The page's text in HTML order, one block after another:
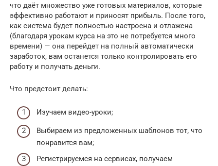
что даёт множество уже готовых материалов, которые
эффективно работают и приносят прибыль. После того,
как система будет полностью настроена и отлажена
(благодаря урокам курса на это не потребуется много
времени) — она перейдет на полный автоматически
заработок, вам останется только контролировать его
работу и получать деньги.
Что предстоит делать:
Изучаем видео-уроки;
Выбираем из предложенных шаблонов тот, что
понравится вам;
Регистрируемся на сервисах, получаем